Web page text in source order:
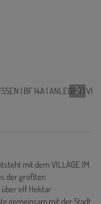
mit dem VILLAGE IM
der größten
über elf Hektar
gemeinsam mit der Stadt